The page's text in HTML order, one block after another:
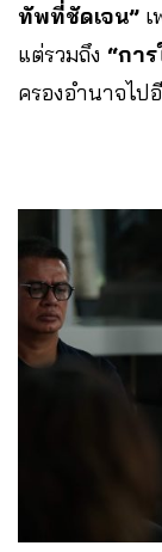
ทัพที่ชัดเจน”
แต่รวมถึง “กา
ครองอำนาจไป